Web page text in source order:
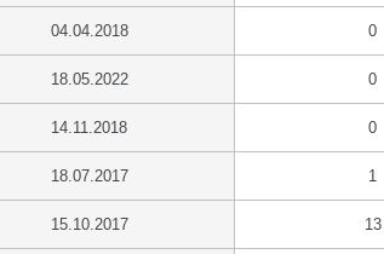
04.04.2018 0
18.05.2022 0
14.11.2018 0
18.07.2017 1
15.10.2017 13